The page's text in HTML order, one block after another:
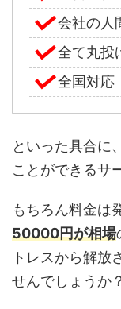
会社の人
全て丸投
全国対応
といった具合に
ことができるサ
もちろん料金は
50000円が相場
トレスから解放
せんでしょうか？